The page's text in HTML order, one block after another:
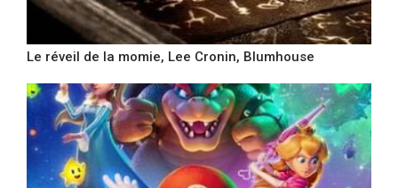
Le réveil de la momie, Lee Cronin, Blumhouse